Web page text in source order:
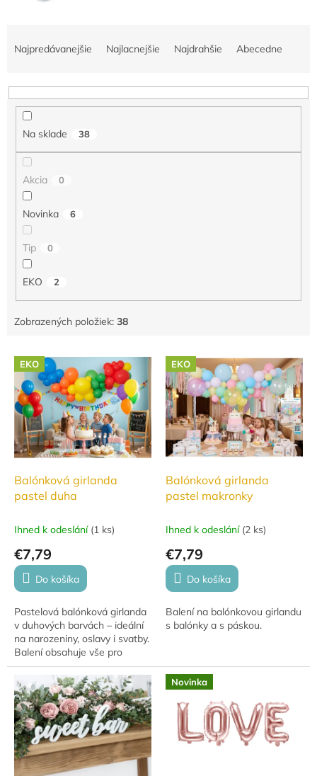
n
Najpredávanejšie Najlacnejšie Najdrahšie Abecedne
Na sklade 38
Akcia 0
Novinka 6
Tip 0
EKO 2
Zobrazených položiek: 38
V
p
EKO
Balónková girlanda
pastel duha
Ihned k odeslání (1 ks)
€7,79
Do košíka
Pastelová balónková girlanda
v duhových barvách – ideální
na narozeniny, oslavy i svatby.
Balení obsahuje vše pro
snadnou výrobu girlandy o
délce cca 2 metry.
EKO
Balónková girlanda
pastel makronky
Ihned k odeslání (2 ks)
€7,79
Do košíka
Balení na balónkovou girlandu
s balónky a s páskou.
Novinka